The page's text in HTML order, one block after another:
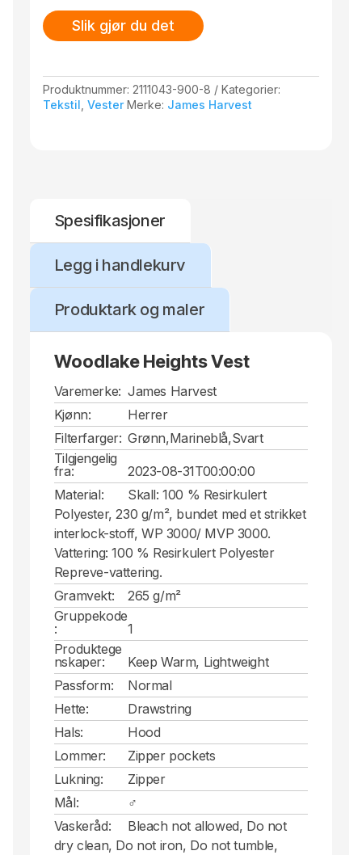
Slik gjør du det
Produktnummer: 2111043-900-8
Kategorier:
Tekstil ,Vester Merke: James Harvest
Spesifikasjoner
Legg i handlekurv
Produktark og maler
Woodlake Heights Vest
Varemerke: James Harvest
Kjønn:
Herrer
Filterfarger: Grønn,Marineblå,Svart
Tilgjengelig
fra:
2023-08-31T00:00:00
Material:
Skall: 100 % Resirkulert
Polyester, 230 g/m², bundet med et strikket
interlock-stoff, WP 3000/ MVP 3000.
Vattering: 100 % Resirkulert Polyester
Repreve-vattering.
Gramvekt:
265 g/m²
Gruppekode
:
1
Produktege
nskaper:
Keep Warm, Lightweight
Passform:
Normal
Hette:
Drawstring
Hals:
Hood
Lommer:
Zipper pockets
Lukning:
Zipper
Mål:
♂
Vaskeråd:
Bleach not allowed, Do not
dry clean, Do not iron, Do not tumble,